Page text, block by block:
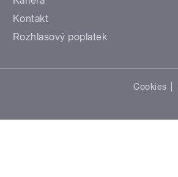
Kontakt
Rozhlasový poplatek
Cookies